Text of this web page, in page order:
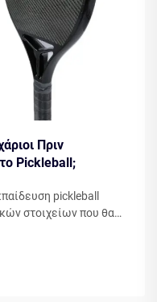
Πριν
Pickleball;
pickleball
στοιχείων που θα